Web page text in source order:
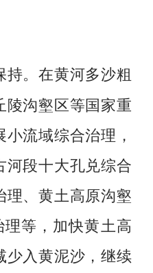
。在黄河多沙粗
陵沟壑区等国家重
流域综合治理，
河段十大孔兑综合
理、黄土高原沟壑
理等，加快黄土高
少入黄泥沙，继续